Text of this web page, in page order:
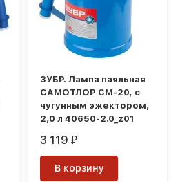
ЗУБР. Лампа паяльная
САМОТЛОР СМ-20, с
чугунным эжектором,
2,0 л 40650-2.0_z01
3 119₽
В корзину